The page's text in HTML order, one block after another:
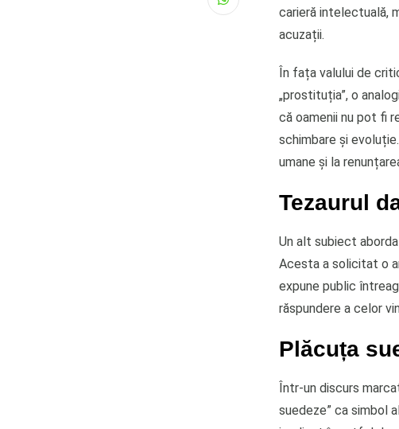
Whatsapp carieră intelectuală,
acuzații.
În fața valului de
„prostituția”, o
că oamenii nu pot fi
schimbare și
umane și la
Tezaurul
Un alt subiect
Acesta a solicitat o
expune public
răspundere a celor
Plăcuța
Într-un discurs
suedeze” ca simbol